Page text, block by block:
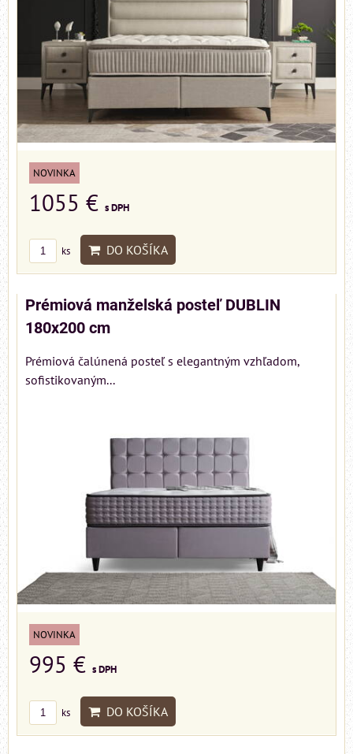
NOVINKA
1055 € s DPH
ks DO KOŠÍKA
Prémiová manželská posteľ DUBLIN
180x200 cm
Prémiová čalúnená posteľ s elegantným vzhľadom,
sofistikovaným...
NOVINKA
995 € s DPH
ks DO KOŠÍKA